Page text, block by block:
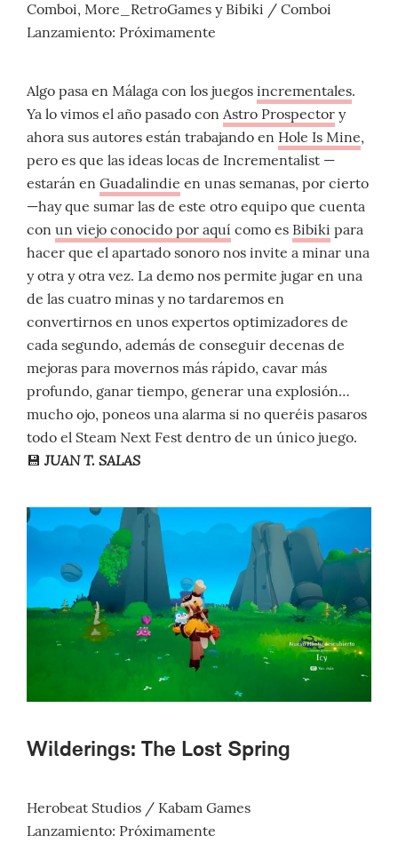
Comboi, More_RetroGames y Bibiki / Comboi
Lanzamiento: Próximamente
Algo pasa en Málaga con los juegos incrementales.
Ya lo vimos el año pasado con Astro Prospector y
ahora sus autores están trabajando en Hole Is Mine,
pero es que las ideas locas de Incrementalist —
estarán en Guadalindie en unas semanas, por cierto
—hay que sumar las de este otro equipo que cuenta
con un viejo conocido por aquí como es Bibiki para
hacer que el apartado sonoro nos invite a minar una
y otra y otra vez. La demo nos permite jugar en una
de las cuatro minas y no tardaremos en
convertirnos en unos expertos optimizadores de
cada segundo, además de conseguir decenas de
mejoras para movernos más rápido, cavar más
profundo, ganar tiempo, generar una explosión…
mucho ojo, poneos una alarma si no queréis pasaros
todo el Steam Next Fest dentro de un único juego.
💾JUAN T. SALAS
Wilderings: The Lost Spring
Herobeat Studios / Kabam Games
Lanzamiento: Próximamente